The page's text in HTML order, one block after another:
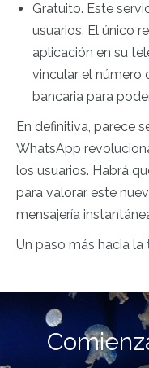
Gratuito. Este
usuarios. El único
aplicación en su
vincular el número
bancaria para
En definitiva, parece
WhatsApp
los usuarios. Habrá
para valorar este
mensajería
Un paso más hacia la